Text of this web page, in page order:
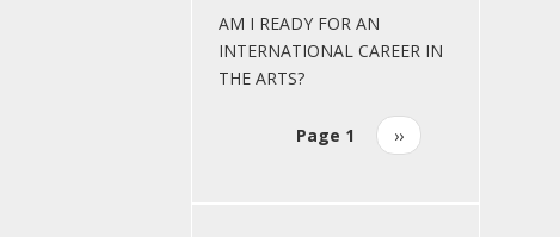
AM I READY FOR AN
INTERNATIONAL CAREER IN
THE ARTS?
Pagination
Page 1
Next
page
››